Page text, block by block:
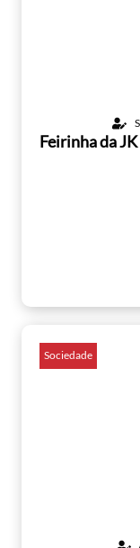
Feirinha da
Sociedade